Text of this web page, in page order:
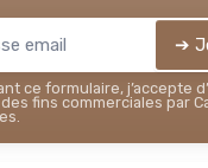
➔
ce formulaire, j’accepte
fins commerciales par